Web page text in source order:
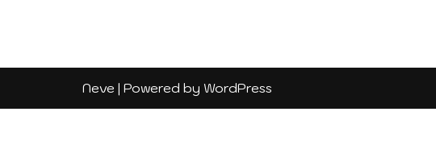
Neve | Powered by WordPress